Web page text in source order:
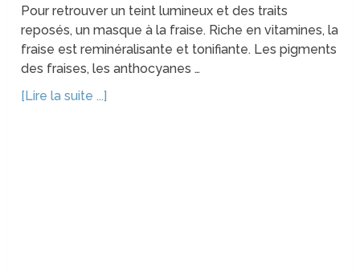
Pour retrouver un teint lumineux et des traits
reposés, un masque à la fraise. Riche en vitamines, la
fraise est reminéralisante et tonifiante. Les pigments
des fraises, les anthocyanes …
[Lire la suite ...]